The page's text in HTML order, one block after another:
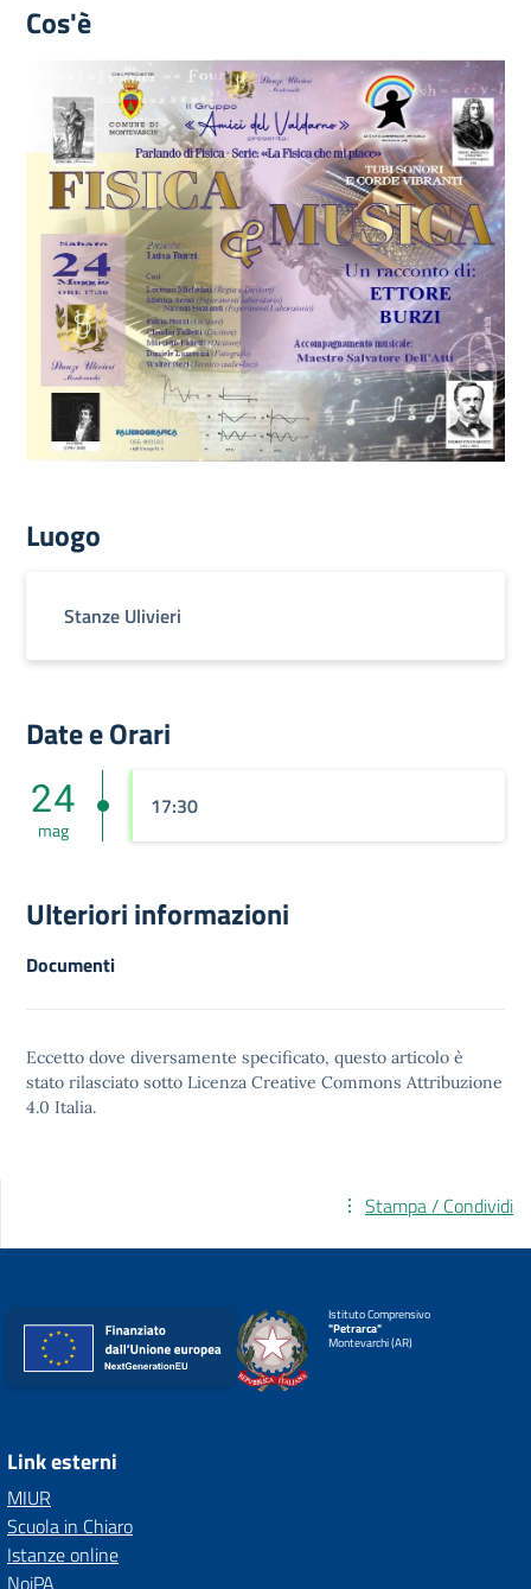
Cos'è
Luogo
Stanze Ulivieri
Date e Orari
24
mag
17:30
Ulteriori informazioni
Documenti
Eccetto dove diversamente specificato, questo articolo è
stato rilasciato sotto Licenza Creative Commons Attribuzione
4.0 Italia.
Stampa / Condividi
Istituto Comprensivo
"Petrarca"
Montevarchi (AR)
Link esterni
MIUR
Scuola in Chiaro
Istanze online